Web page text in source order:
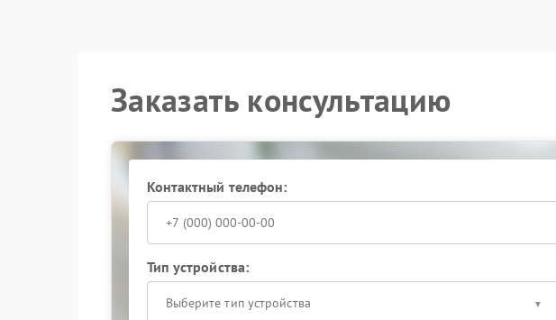
Заказать консультацию
Контактный телефон:
Тип устройства:
Выберите тип устройства